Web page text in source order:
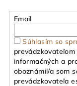
Email
Súhlasím so
informačných a
oboznámil/a som
prevádzkovateľa